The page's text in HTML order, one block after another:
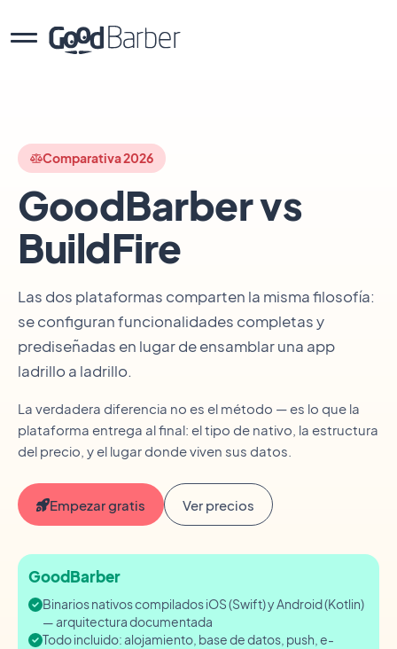
Comparativa 2026
GoodBarber vs
BuildFire
Las dos plataformas comparten la misma filosofía:
se configuran funcionalidades completas y
prediseñadas en lugar de ensamblar una app
ladrillo a ladrillo.
La verdadera diferencia no es el método — es lo que la
plataforma entrega al final: el tipo de nativo, la estructura
del precio, y el lugar donde viven sus datos.
Empezar gratis Ver precios
GoodBarber
Binarios nativos compilados iOS (Swift) y Android (Kotlin)
— arquitectura documentada
Todo incluido: alojamiento, base de datos, push, e-